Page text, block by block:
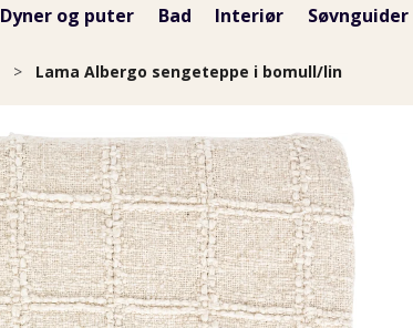
Dyner og puter Bad Interiør Søvnguider
> Lama Albergo sengeteppe i bomull/lin